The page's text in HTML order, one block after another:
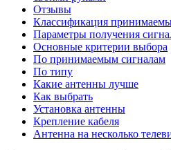
Отзывы
Классификация
Параметры получения
Основные критерии выбора
По принимаемым сигналам
По типу
Какие антенны лучше
Как выбрать
Установка антенны
Крепление кабеля
Антенна на несколько